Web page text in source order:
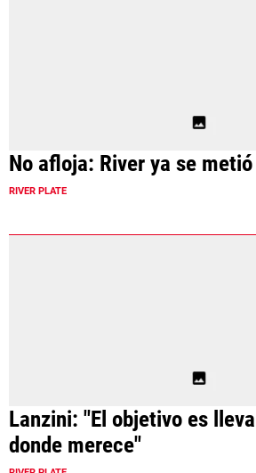
No afloja: River ya se metió
RIVER PLATE
Lanzini: "El objetivo es
donde merece"